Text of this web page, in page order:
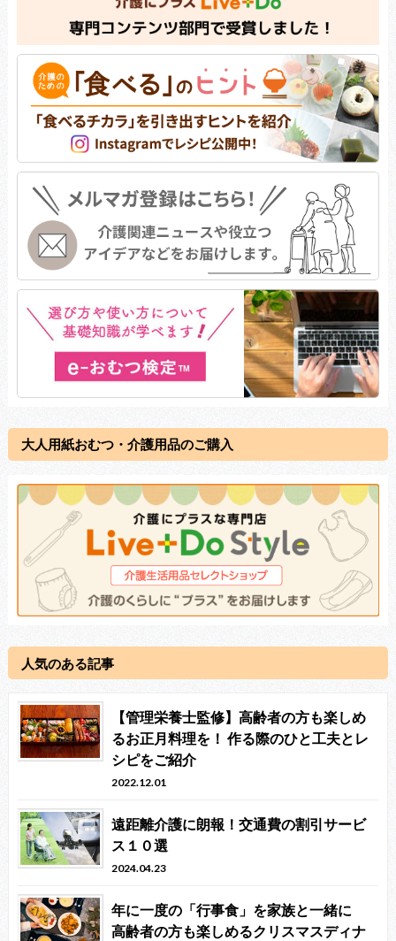
大人用紙おむつ・介護用品のご購入
人気のある記事
【管理栄養士監修】高齢者の方も楽しめ
るお正月料理を！ 作る際のひと工夫とレ
シピをご紹介
2022.12.01
遠距離介護に朗報！交通費の割引サービ
ス１０選
2024.04.23
年に一度の「行事食」を家族と一緒に
高齢者の方も楽しめるクリスマスディナ